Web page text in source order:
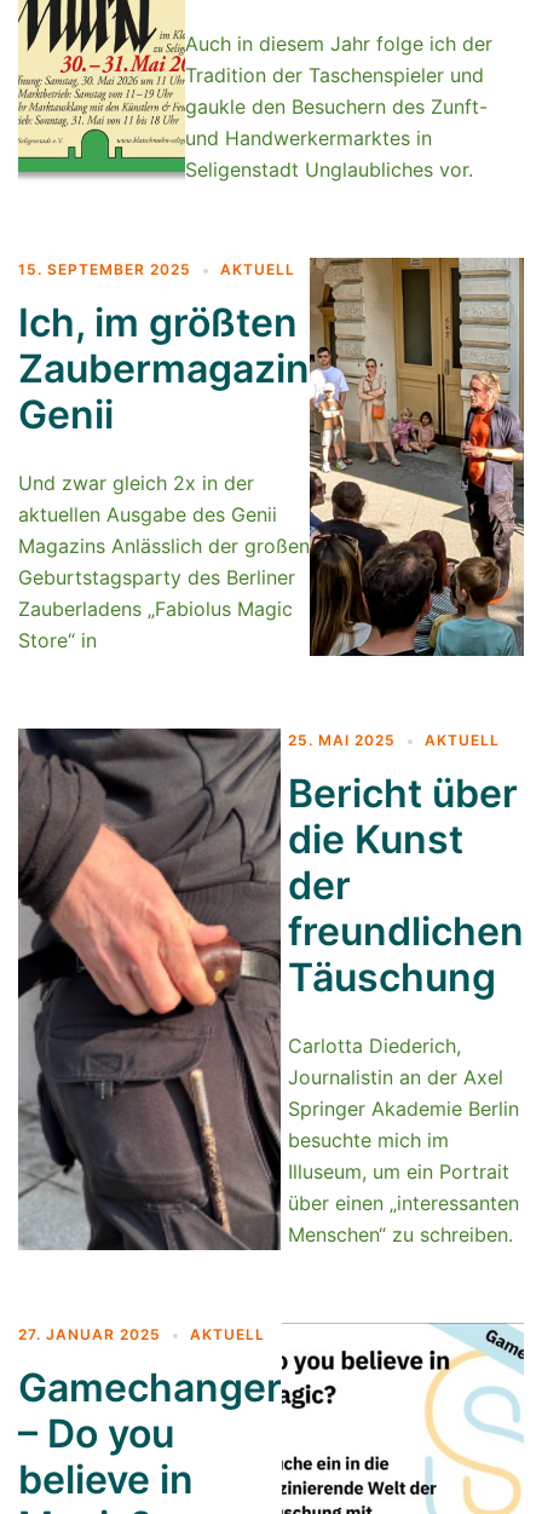
Auch in diesem Jahr folge ich der
Tradition der Taschenspieler und
gaukle den Besuchern des Zunft-
und Handwerkermarktes in
Seligenstadt Unglaubliches vor.
15. SEPTEMBER 2025 AKTUELL
Ich, im größten
Zaubermagazin
Genii
Und zwar gleich 2x in der
aktuellen Ausgabe des Genii
Magazins Anlässlich der großen
Geburtstagsparty des Berliner
Zauberladens „Fabiolus Magic
Store“ in
25. MAI 2025 AKTUELL
Bericht über
die Kunst
der
freundlichen
Täuschung
Carlotta Diederich,
Journalistin an der Axel
Springer Akademie Berlin
besuchte mich im
Illuseum, um ein Portrait
über einen „interessanten
Menschen“ zu schreiben.
27. JANUAR 2025 AKTUELL
Gamechanger
– Do you
believe in